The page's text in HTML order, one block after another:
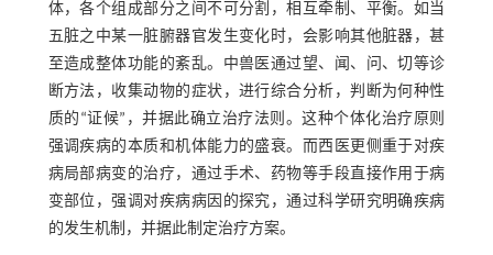
体，各个组成部分之间不可分割，相互牵制、平衡。如当
五脏之中某一脏腑器官发生变化时，会影响其他脏器，甚
至造成整体功能的紊乱。中兽医通过望、闻、问、切等诊
断方法，收集动物的症状，进行综合分析，判断为何种性
质的“证候”，并据此确立治疗法则。这种个体化治疗原则
强调疾病的本质和机体能力的盛衰。而西医更侧重于对疾
病局部病变的治疗，通过手术、药物等手段直接作用于病
变部位，强调对疾病病因的探究，通过科学研究明确疾病
的发生机制，并据此制定治疗方案。